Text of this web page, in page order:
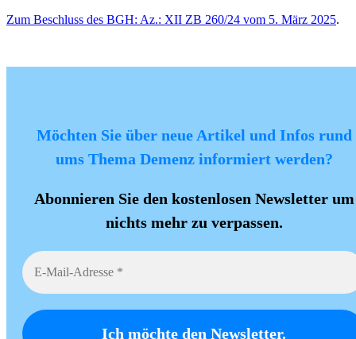
Zum Beschluss des BGH: Az.: XII ZB 260/24 vom 5. März 2025.
Möchten Sie über neue Artikel und Infos rund
ums Thema Demenz informiert werden?
Abonnieren Sie den kostenlosen Newsletter um
nichts mehr zu verpassen.